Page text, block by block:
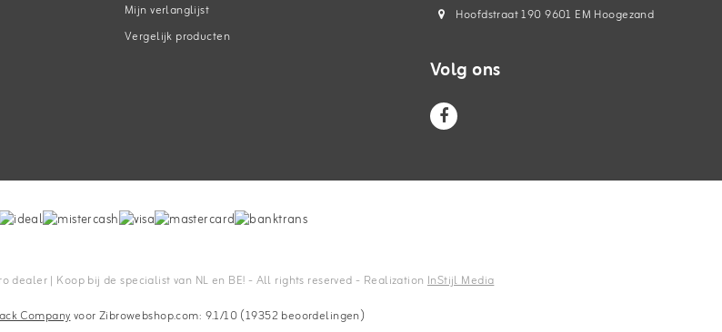
Mijn verlanglijst
Vergelijk producten
Hoofdstraat 190 9601 EM Hoogezand
Volg ons
dealer | Koop bij de specialist van NL en BE! - All rights reserved - Realization InStijl Media
Companyvoor Zibrowebshop.com: 9.1/10 (19352 beoordelingen)